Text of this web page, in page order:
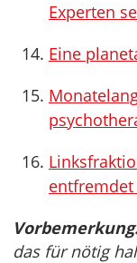
Experten
Eine
das für nötig